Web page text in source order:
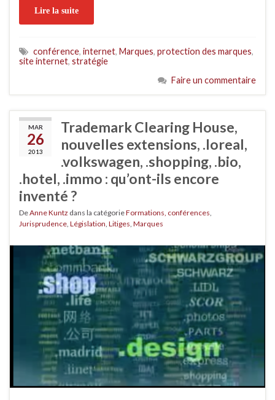
Lire la suite
conférence, internet, Marques, protection des marques,
site internet, stratégie
Faire un commentaire
MAR
26
2013
Trademark Clearing House,
nouvelles extensions, .loreal,
.volkswagen, .shopping, .bio,
.hotel, .immo : qu’ont-ils encore
inventé ?
DeAnne Kuntz dans la catégorieFormations, conférences,
Jurisprudence, Législation, Litiges, Marques